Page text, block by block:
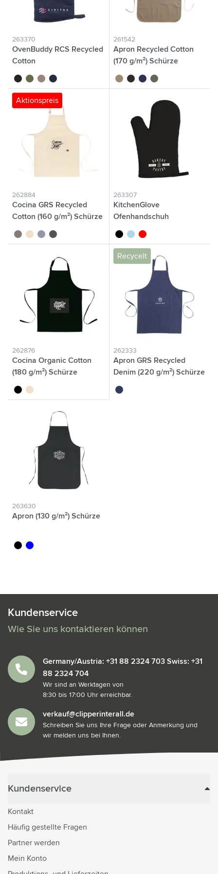
263370
OvenBuddy RCS Recycled
Cotton
noir vert beigebleu foncé
261542
Apron Recycled Cotton
(170 g/m²) Schürze
braunschwarz
blau olivgrün
Aktionspreis
262884
Cocina GRS Recycled
Cotton (160 g/m²) Schürze
gris naturel
bleu gris foncé
263307
KitchenGlove
Ofenhandschuh
noir bleu clair
rouge
262876
Cocina Organic Cotton
(180 g/m²) Schürze
noir naturel
Recycelt
262333
Apron GRS Recycled
Denim (220 g/m²) Schürze
denim
263630
Apron (130 g/m²) Schürze
noir bleu
Kundenservice
Wie Sie uns kontaktieren können
Germany/Austria: +31 88 2324 703 Swiss: +31
88 2324 704
Wir sind an Werktagen von
8:30 bis 17:00 Uhr erreichbar.
verkauf@clipperinterall.de
Schreiben Sie uns Ihre Frage oder Anmerkung und
wir melden uns bei Ihnen.
Kundenservice
Kontakt
Häufig gestellte Fragen
Partner werden
Mein Konto